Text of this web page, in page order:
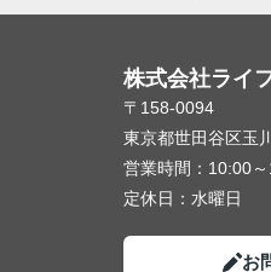
株式会社ライ
〒158-0094
東京都世田谷区玉
営業時間： 10:00
定休日： 水曜日
お